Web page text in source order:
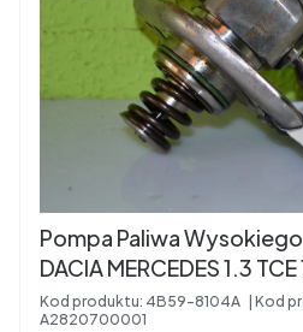
Pompa Paliwa Wysokiego
DACIA MERCEDES 1.3 TCE 166303162R
A2820700001
Kod produktu: 4B59-8104A Kod
A2820700001